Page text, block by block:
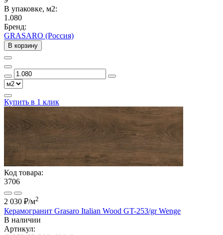
В упаковке, м2:
1.080
Бренд:
GRASARO (Россия)
В корзину
Купить в 1 клик
Код товара:
3706
2 030 ₽/м2
Керамогранит Grasaro Italian Wood GT-253/gr Wenge
В наличии
Артикул: